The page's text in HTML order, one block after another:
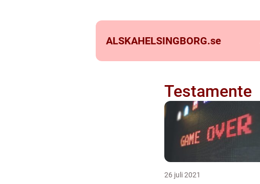
ALSKAHELSINGBORG.se
Testamente
26 juli 2021